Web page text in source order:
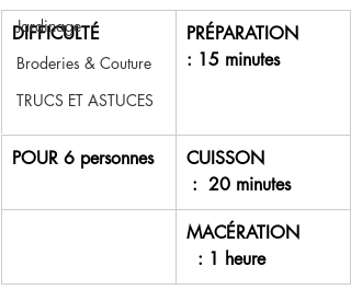
Jardinage
Broderies & Couture
TRUCS ET ASTUCES
DIFFICULTÉ
PRÉPARATION
: 15 minutes
POUR 6 personnes
CUISSON
:  20 minutes
MACÉRATION
  : 1 heure